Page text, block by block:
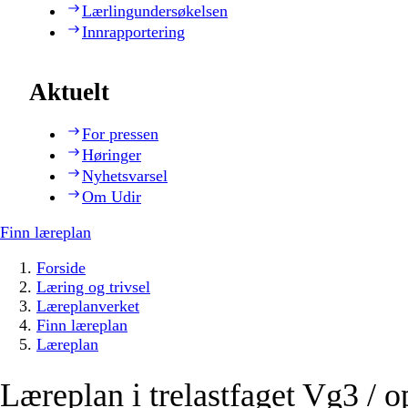
Lærlingundersøkelsen
Innrapportering
Aktuelt
For pressen
Høringer
Nyhetsvarsel
Om Udir
Finn læreplan
Forside
Læring og trivsel
Læreplanverket
Finn læreplan
Læreplan
Læreplan i trelastfaget Vg3 /